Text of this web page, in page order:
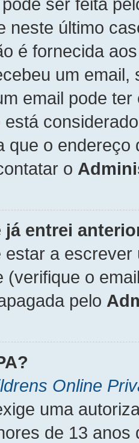
neste último
é fornecida
um
email pode
está
que o
o
já entrei
estar a
(verifique o
pelo
?
Online
uma
de 13 anos